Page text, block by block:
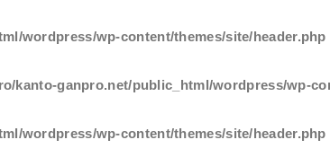
wordpress/wp-content/themes/site/header.php
kanto-ganpro.net/public_html/wordpress/wp-
wordpress/wp-content/themes/site/header.php